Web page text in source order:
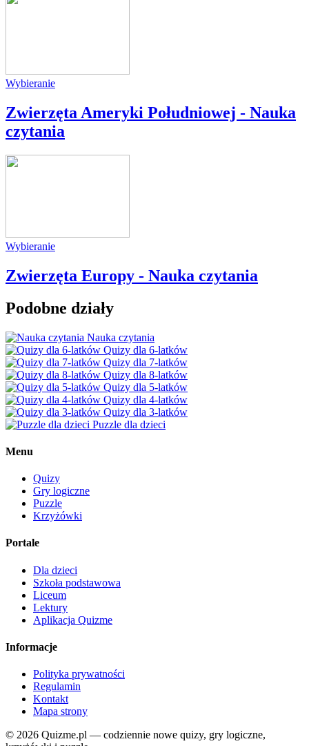
Wybieranie
Zwierzęta Ameryki Południowej - Nauka
czytania
Wybieranie
Zwierzęta Europy - Nauka czytania
Podobne działy
Nauka czytania
Quizy dla 6-latków
Quizy dla 7-latków
Quizy dla 8-latków
Quizy dla 5-latków
Quizy dla 4-latków
Quizy dla 3-latków
Puzzle dla dzieci
Menu
Quizy
Gry logiczne
Puzzle
Krzyżówki
Portale
Dla dzieci
Szkoła podstawowa
Liceum
Lektury
Aplikacja Quizme
Informacje
Polityka prywatności
Regulamin
Kontakt
Mapa strony
© 2026 Quizme.pl — codziennie nowe quizy, gry logiczne,